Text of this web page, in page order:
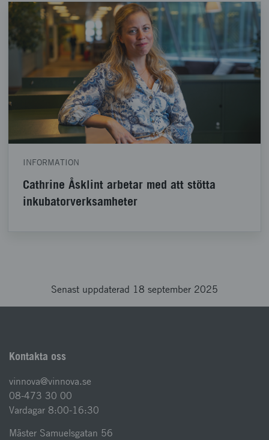
INFORMATION
Cathrine Åsklint arbetar med att stötta
inkubatorverksamheter
Senast uppdaterad 18 september 2025
Kontakta oss
vinnova@vinnova.se
08-473 30 00
Vardagar 8:00-16:30
Mäster Samuelsgatan 56